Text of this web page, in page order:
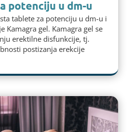
potenciju u dm-u
tablete za potenciju u dm-u i
Kamagra gel. Kamagra gel se
erektilne disfunkcije, tj.
postizanja erekcije